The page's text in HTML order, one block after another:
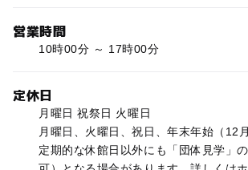
営業時間
10時00分 ～ 17時00分
定休日
月曜日 祝祭日 火曜日
月曜日、火曜日、祝日、年末年始（12
定期的な休館日以外にも「団体見学」